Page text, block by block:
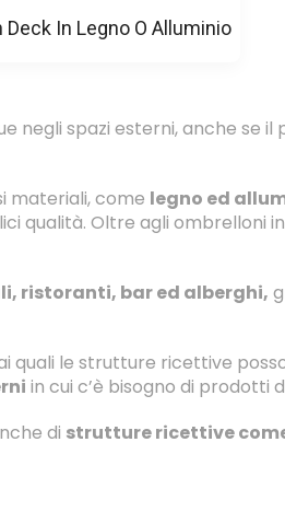
Deck In Legno O Alluminio
negli spazi esterni, anche se
materiali, come legno ed
qualità. Oltre agli ombrelloni
ristoranti, bar ed alberghi,
quali le strutture ricettive
in cui c’è bisogno di prodotti
di strutture ricettive